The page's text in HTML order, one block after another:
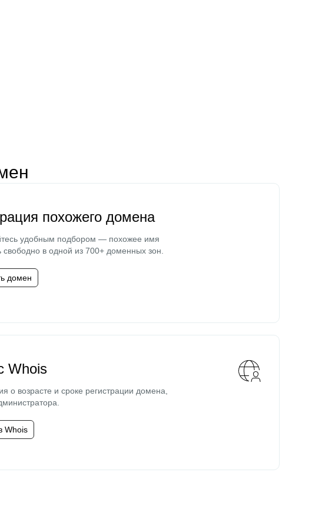
похожего домена
удобным подбором — похожее имя
свободно в одной из 700+ доменных зон.
домен
Whois
о возрасте и сроке регистрации домена,
Whois